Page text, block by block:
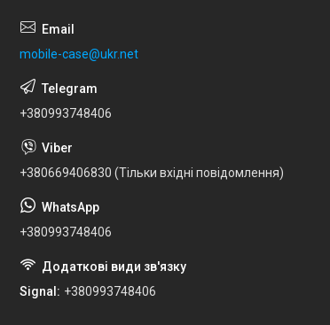
mobile-case@ukr.net
+380993748406
+380669406830 (Тільки вхідні повідомлення)
+380993748406
Signal +380993748406